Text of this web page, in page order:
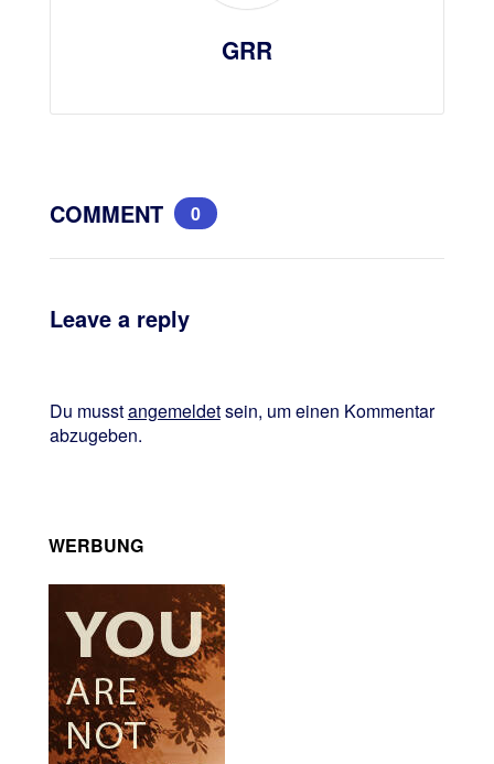
GRR
COMMENT 0
Leave a reply
Du musstangemeldetsein, um einen Kommentar
abzugeben.
WERBUNG